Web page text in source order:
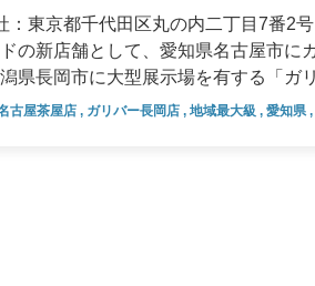
aichi/G01480/オープン日2025年8
金）所在地愛知県名古屋市守山区中
てご案内しております。 ▶「ガリバーひたち海浜公園前店」
～20:00※詳しい営業時間について
問い合わせ先＞株式会社IDOM広報ユ
年2月1日オープン日における展示
マをお選びいただける環境を整えて
尾跨線橋そばに位置し、公共交通機
台数となる、約250台のおクルマを
：東京都千代田区丸の内二丁目7番2
の新店舗として、愛知県名古屋市に
県長岡市に大型展示場を有する「ガ
ます。 ▶中部地方2県に、新デザインの大型展示店舗を同
古屋茶屋店 , ガリバー長岡店 , 地域最大級 , 愛知県 ,